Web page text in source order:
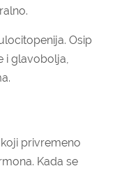
Osip
i glavobolja,
privremeno
Kada se